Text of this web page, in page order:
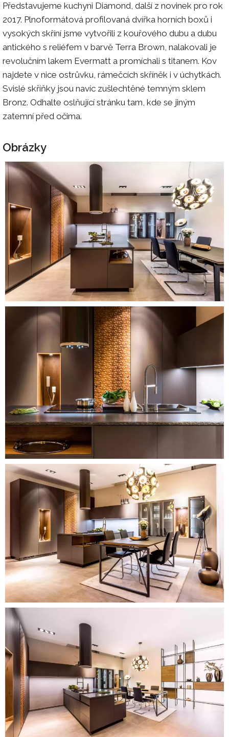
Představujeme kuchyni Diamond, další z novinek pro rok
2017. Plnoformátová profilovaná dvířka horních boxů i
vysokých skříní jsme vytvořili z kouřového dubu a dubu
antického s reliéfem v barvě Terra Brown, nalakovali je
revolučním lakem Evermatt a promíchali s titanem. Kov
najdete v nice ostrůvku, rámečcích skříněk i v úchytkách.
Svislé skříňky jsou navíc zušlechtěné temným sklem
Bronz. Odhalte oslňující stránku tam, kde se jiným
zatemní před očima.
Obrázky